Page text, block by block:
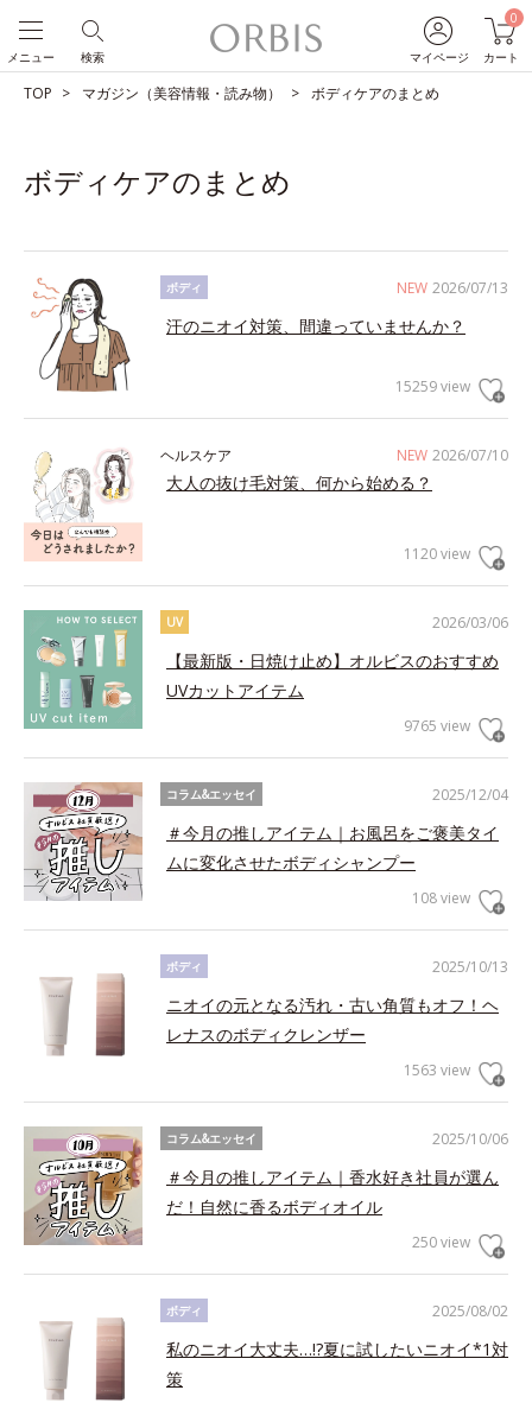
マイページ
0
カート
検索
メニュー
TOP マガジン（美容情報・読み物） ボディケアのまとめ
ボディケアのまとめ
NEW 2026/07/13
ボディ
汗のニオイ対策、間違っていませんか？
15259 view
NEW 2026/07/10
ヘルスケア
大人の抜け毛対策、何から始める？
1120 view
2026/03/06
UV
【最新版・日焼け止め】オルビスのおすすめ
UVカットアイテム
9765 view
2025/12/04
コラム&エッセイ
＃今月の推しアイテム｜お風呂をご褒美タイ
ムに変化させたボディシャンプー
108 view
2025/10/13
ボディ
ニオイの元となる汚れ・古い角質もオフ！ヘ
レナスのボディクレンザー
1563 view
2025/10/06
コラム&エッセイ
＃今月の推しアイテム｜香水好き社員が選ん
だ！自然に香るボディオイル
250 view
2025/08/02
ボディ
私のニオイ大丈夫…!?夏に試したいニオイ*1対
策